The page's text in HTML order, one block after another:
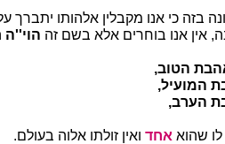
בזה כי אנו מקבלין אלהותו
אין אנו בוחרים אלא בשם זה הוי''ה
הטוב,
המועיל,
הערב,
לו שהוא אחד ואין זולתו אלוה בעולם.